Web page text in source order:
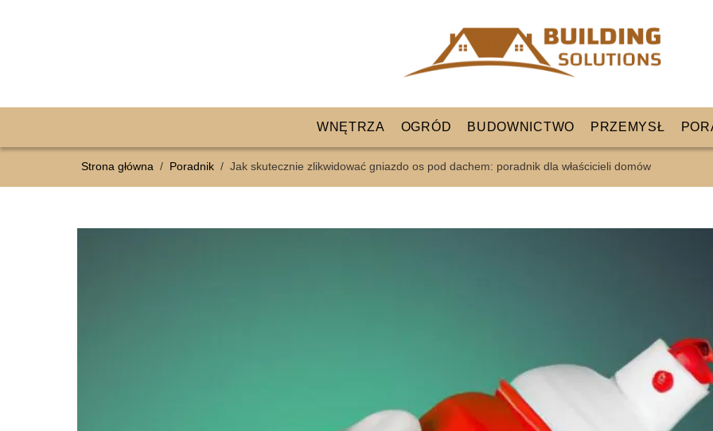
WNĘTRZA OGRÓD BUDOWNICTWO PRZEMYSŁ
Strona główna / Poradnik / Jak skutecznie zlikwidować gniazdo os pod dachem: poradnik dla właścicieli domów